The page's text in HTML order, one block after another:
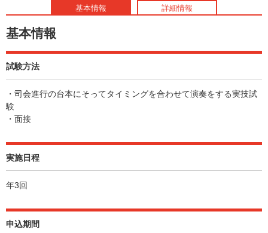
基本情報 詳細情報
基本情報
試験方法
・司会進行の台本にそってタイミングを合わせて演奏をする実技試
験
・面接
実施日程
年3回
申込期間